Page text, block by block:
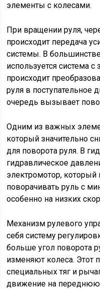
элементы с колесами.
При вращении руля,
происходит передача
системы. В
используется система с
происходит
руля в поступательное
очередь вызывает
Одним из важных
который значительно
для поворота руля. В
гидравлическое
электромотор,
поворачивать руль с
особенно на низких
Механизм рулевого
себя систему
больше угол поворота
изменяют колеса. Этот
специальных тяг и
движение на переднюю